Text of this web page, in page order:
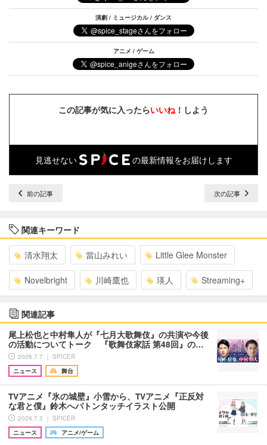
演劇 / ミュージカル / ダンス
アニメ / ゲーム
この記事が気に入ったらいいね！ しよう
見逃せない の最新情報をお届けします
前の記事 次の記事
関連キーワード
清水翔太 當山みれい Little Glee Monster
Novelbright 川崎鷹也 瑛人 Streaming+
関連記事
尾上松也と中村隼人が『七月大歌舞伎』の共演や今後
の活動についてトーク 『歌舞伎家話 第48回』の…
2026.7.7 ｜ SPICER
ニュース
舞台
TVアニメ『氷の城壁』小雪から、TVアニメ『正反対
な君と僕』鈴木へバトンタッチイラスト公開
2026.7.3 ｜ SPICER
ニュース
アニメ/ゲーム